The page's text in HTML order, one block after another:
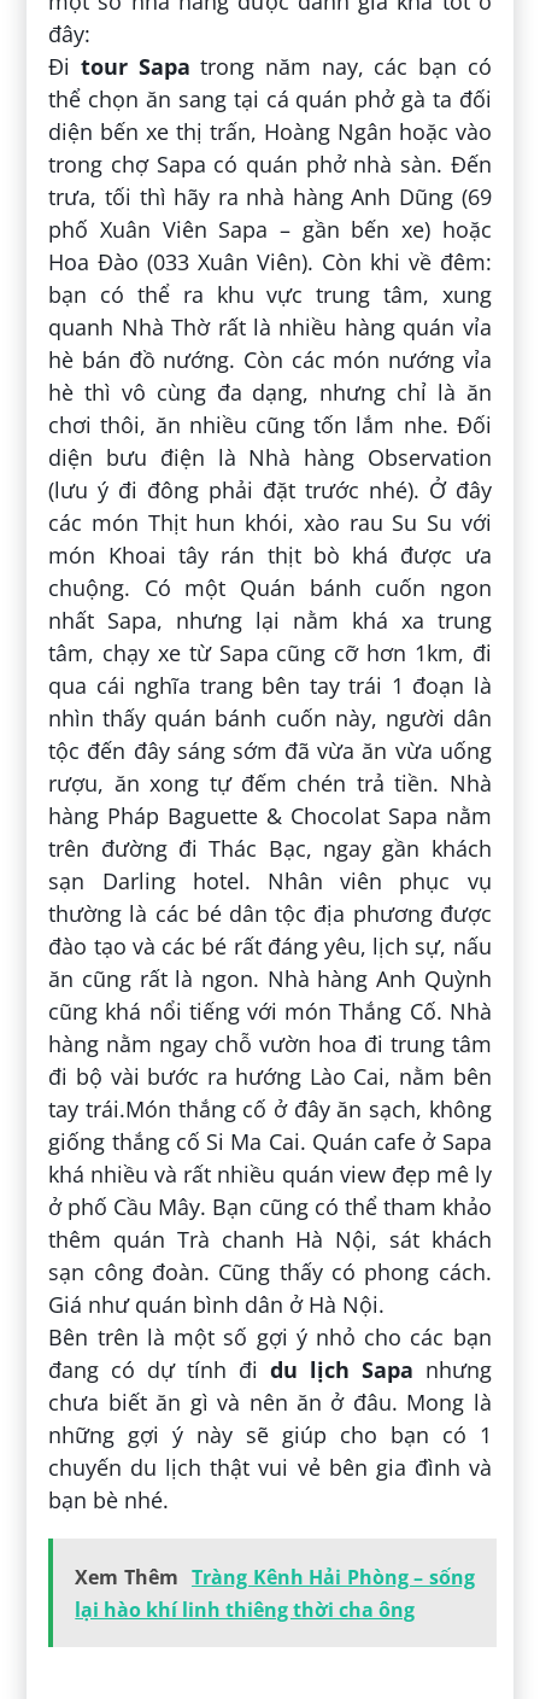
đây:
Đi tour Sapa trong năm nay, các bạn có
thể chọn ăn sang tại cá quán phở gà ta đối
diện bến xe thị trấn, Hoàng Ngân hoặc vào
trong chợ Sapa có quán phở nhà sàn. Đến
trưa, tối thì hãy ra nhà hàng Anh Dũng (69
phố Xuân Viên Sapa – gần bến xe) hoặc
Hoa Đào (033 Xuân Viên). Còn khi về đêm:
bạn có thể ra khu vực trung tâm, xung
quanh Nhà Thờ rất là nhiều hàng quán vỉa
hè bán đồ nướng. Còn các món nướng vỉa
hè thì vô cùng đa dạng, nhưng chỉ là ăn
chơi thôi, ăn nhiều cũng tốn lắm nhe. Đối
diện bưu điện là Nhà hàng Observation
(lưu ý đi đông phải đặt trước nhé). Ở đây
các món Thịt hun khói, xào rau Su Su với
món Khoai tây rán thịt bò khá được ưa
chuộng. Có một Quán bánh cuốn ngon
nhất Sapa, nhưng lại nằm khá xa trung
tâm, chạy xe từ Sapa cũng cỡ hơn 1km, đi
qua cái nghĩa trang bên tay trái 1 đoạn là
nhìn thấy quán bánh cuốn này, người dân
tộc đến đây sáng sớm đã vừa ăn vừa uống
rượu, ăn xong tự đếm chén trả tiền. Nhà
hàng Pháp Baguette & Chocolat Sapa nằm
trên đường đi Thác Bạc, ngay gần khách
sạn Darling hotel. Nhân viên phục vụ
thường là các bé dân tộc địa phương được
đào tạo và các bé rất đáng yêu, lịch sự, nấu
ăn cũng rất là ngon. Nhà hàng Anh Quỳnh
cũng khá nổi tiếng với món Thắng Cố. Nhà
hàng nằm ngay chỗ vườn hoa đi trung tâm
đi bộ vài bước ra hướng Lào Cai, nằm bên
tay trái.Món thắng cố ở đây ăn sạch, không
giống thắng cố Si Ma Cai. Quán cafe ở Sapa
khá nhiều và rất nhiều quán view đẹp mê ly
ở phố Cầu Mây. Bạn cũng có thể tham khảo
thêm quán Trà chanh Hà Nội, sát khách
sạn công đoàn. Cũng thấy có phong cách.
Giá như quán bình dân ở Hà Nội.
Bên trên là một số gợi ý nhỏ cho các bạn
đang có dự tính đi du lịch Sapa nhưng
chưa biết ăn gì và nên ăn ở đâu. Mong là
những gợi ý này sẽ giúp cho bạn có 1
chuyến du lịch thật vui vẻ bên gia đình và
bạn bè nhé.
Xem Thêm Tràng Kênh Hải Phòng – sống
lại hào khí linh thiêng thời cha ông